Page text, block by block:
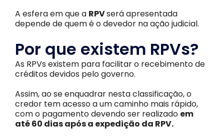
A esfera em que a RPVserá apresentada
depende de quem é o devedor na ação judicial.
Por que existem RPVs?
As RPVs existem para facilitar o recebimento de
créditos devidos pelo governo.
Assim, ao se enquadrar nesta classificação, o
credor tem acesso a um caminho mais rápido,
com o pagamento devendo ser realizado em
até 60 dias após a expedição da RPV.